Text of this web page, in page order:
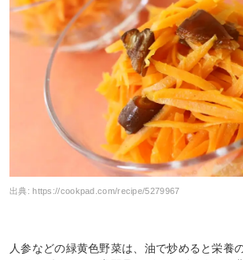
出典:https://cookpad.com/recipe/5279967
人参などの緑黄色野菜は、油で炒めると栄養